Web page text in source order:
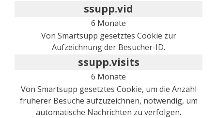
ssupp.vid
6 Monate
Von Smartsupp gesetztes Cookie zur
Aufzeichnung der Besucher-ID.
ssupp.visits
6 Monate
Von Smartsupp gesetztes Cookie, um die Anzahl
früherer Besuche aufzuzeichnen, notwendig, um
automatische Nachrichten zu verfolgen.